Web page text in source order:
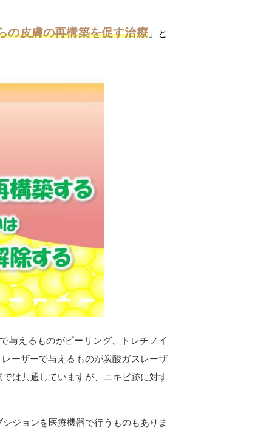
の皮膚の再構築を促す治療」と
与えるものがピーリング、トレチノイ
ーザーで与えるものが炭酸ガスレーザ
は共通していますが、ニキビ跡に対す
ジョンを医療機器で行うものもありま